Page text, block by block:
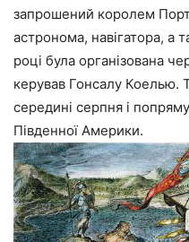
запрошений королем
астронома, навігатора, а
році була організована
керував Гонсалу Коелью.
середині серпня і
Південної Америки.